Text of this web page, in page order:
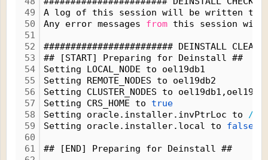
49
50
51
52
53
54
55
56
57
58
59
60
61
A log of this session will be written
Any error messages from this session
######################## DEINSTALL CLEAN
## [START] Preparing for Deinstall ##
Setting LOCAL_NODE to oel19db1
Setting REMOTE_NODES to oel19db2
Setting CLUSTER_NODES to
Setting CRS_HOME to true
Setting oracle.installer.invPtrLoc to /
Setting oracle.installer.local to false
## [END] Preparing for Deinstall ##